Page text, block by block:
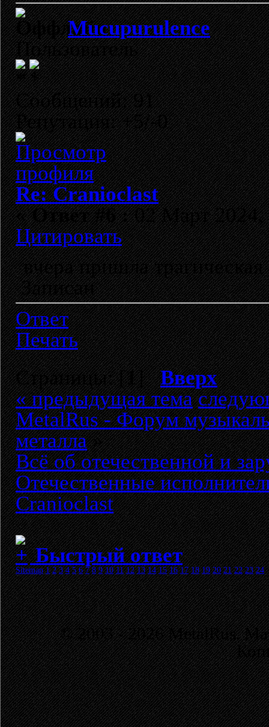
Mucupurulence
Пользователь
Сообщений: 91
Репутация: +5/-0
Re: Cranioclast
«Ответ #6 :02 Март 2024,
Цитировать
вчера пришла
Записан
Ответ
Печать
Страницы: [1]Вверх
« предыдущая тема
MetalRus - Форум
металла»
Всё об отечественной и
Отечественные
Cranioclast
Быстрый ответ
Sitemap 1 2 3 4 5 6 7 8 9 10 11 12 13 14 15 16 17 18 19 20 21 22 23 24
© 2003 - 2026 MetalRus.